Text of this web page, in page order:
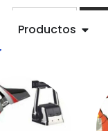
Productos